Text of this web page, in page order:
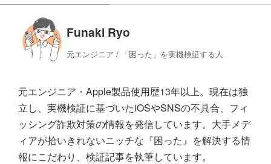
Funaki Ryo
元エンジニア / 「困った」を実機検証する人
元エンジニア・Apple製品使用歴13年以上。現在は独
立し、実機検証に基づいたiOSやSNSの不具合、フィ
ッシング詐欺対策の情報を発信しています。大手メデ
ィアが拾いきれないニッチな『困った』を解決する情
報にこだわり、検証記事を執筆しています。